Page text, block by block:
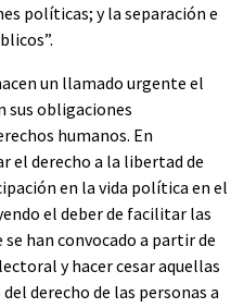
políticas; y la separación e
un llamado urgente el
sus obligaciones
humanos. En
el derecho a la libertad de
en la vida política en el
el deber de facilitar las
han convocado a partir de
y hacer cesar aquellas
derecho de las personas a